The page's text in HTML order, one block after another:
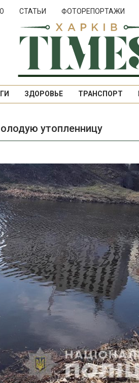
СТАТЬИ ФОТОРЕПОРТАЖИ
ЗДОРОВЬЕ ТРАНСПОРТ
утопленницу